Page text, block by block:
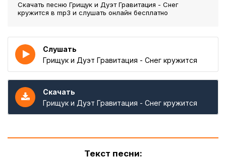
Скачать песню Грищук и Дуэт Гравитация - Снег
кружится в mp3 и слушать онлайн бесплатно
Слушать
Грищук и Дуэт Гравитация - Снег кружится
Скачать
Грищук и Дуэт Гравитация - Снег кружится
Текст песни: